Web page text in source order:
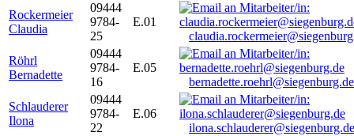
Rockermeier
Claudia
09444
9784-
25
E.01
Röhrl
Bernadette
09444
9784-
16
E.05
bernadette.roehrl@siegenburg.de
Schlauderer
Ilona
09444
9784-
22
E.06
ilona.schlauderer@siegenburg.de